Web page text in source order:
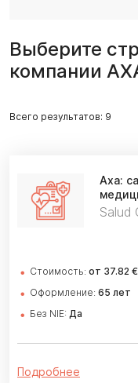
Выберите
компании
Всего результатов: 9
Axa:
Salud
Стоимость: от 37.82 €
Оформление: 65 лет
Без NIE: Да
Подробнее